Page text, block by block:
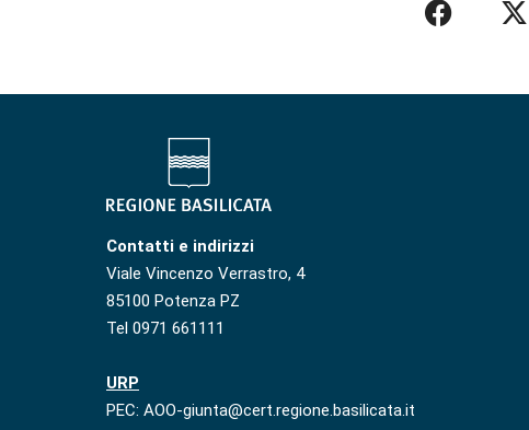
Contatti e indirizzi
Viale Vincenzo Verrastro, 4
85100 Potenza PZ
Tel 0971 661111
URP
PEC: AOO-giunta@cert.regione.basilicata.it